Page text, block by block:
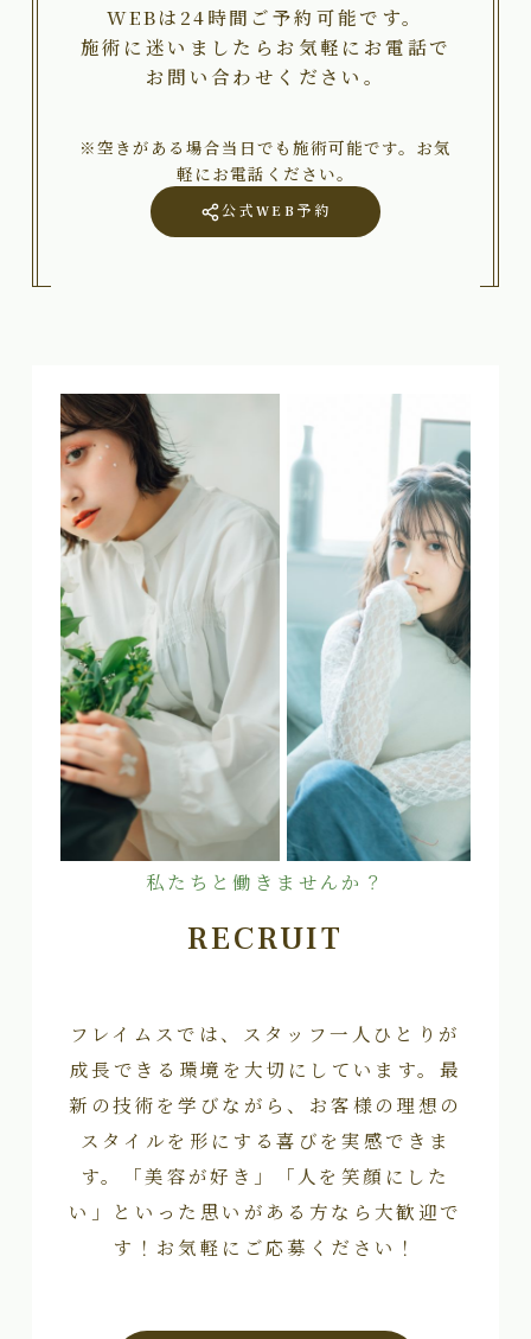
WEBは24時間ご予約可能です。
施術に迷いましたらお気軽にお電話で
お問い合わせください。
※空きがある場合当日でも施術可能です。お気
軽にお電話ください。
公式WEB予約
私たちと働きませんか？
RECRUIT
フレイムスでは、スタッフ一人ひとりが
成長できる環境を大切にしています。最
新の技術を学びながら、お客様の理想の
スタイルを形にする喜びを実感できま
す。「美容が好き」「人を笑顔にした
い」といった思いがある方なら大歓迎で
す！お気軽にご応募ください！